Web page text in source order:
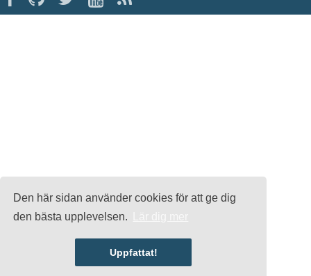
Den här sidan använder cookies för att ge dig
den bästa upplevelsen.
Uppfattat!